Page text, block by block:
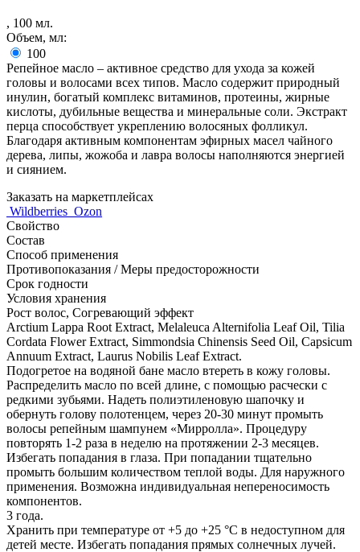
, 100 мл.
Объем, мл:
100
Репейное масло – активное средство для ухода за кожей
головы и волосами всех типов. Масло содержит природный
инулин, богатый комплекс витаминов, протеины, жирные
кислоты, дубильные вещества и минеральные соли. Экстракт
перца способствует укреплению волосяных фолликул.
Благодаря активным компонентам эфирных масел чайного
дерева, липы, жожоба и лавра волосы наполняются энергией
и сиянием.
Заказать на маркетплейсах
Wildberries Ozon
Свойство
Состав
Способ применения
Противопоказания / Меры предосторожности
Срок годности
Условия хранения
Рост волос, Согревающий эффект
Arctium Lappa Root Extract, Melaleuca Alternifolia Leaf Oil, Tilia
Cordata Flower Extract, Simmondsia Chinensis Seed Oil, Capsicum
Annuum Extract, Laurus Nobilis Leaf Extract.
Подогретое на водяной бане масло втереть в кожу головы.
Распределить масло по всей длине, с помощью расчески с
редкими зубьями. Надеть полиэтиленовую шапочку и
обернуть голову полотенцем, через 20-30 минут промыть
волосы репейным шампунем «Мирролла». Процедуру
повторять 1-2 раза в неделю на протяжении 2-3 месяцев.
Избегать попадания в глаза. При попадании тщательно
промыть большим количеством теплой воды. Для наружного
применения. Возможна индивидуальная непереносимость
компонентов.
3 года.
Хранить при температуре от +5 до +25 °С в недоступном для
детей месте. Избегать попадания прямых солнечных лучей.